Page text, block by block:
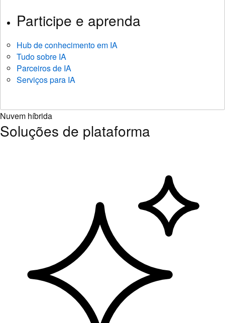
Participe e aprenda
Hub de conhecimento em IA
Tudo sobre IA
Parceiros de IA
Serviços para IA
Nuvem híbrida
Soluções de plataforma